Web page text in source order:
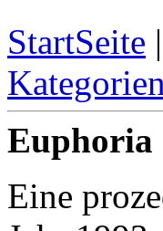
StartSeite |
Kategorien
Euphoria
Eine